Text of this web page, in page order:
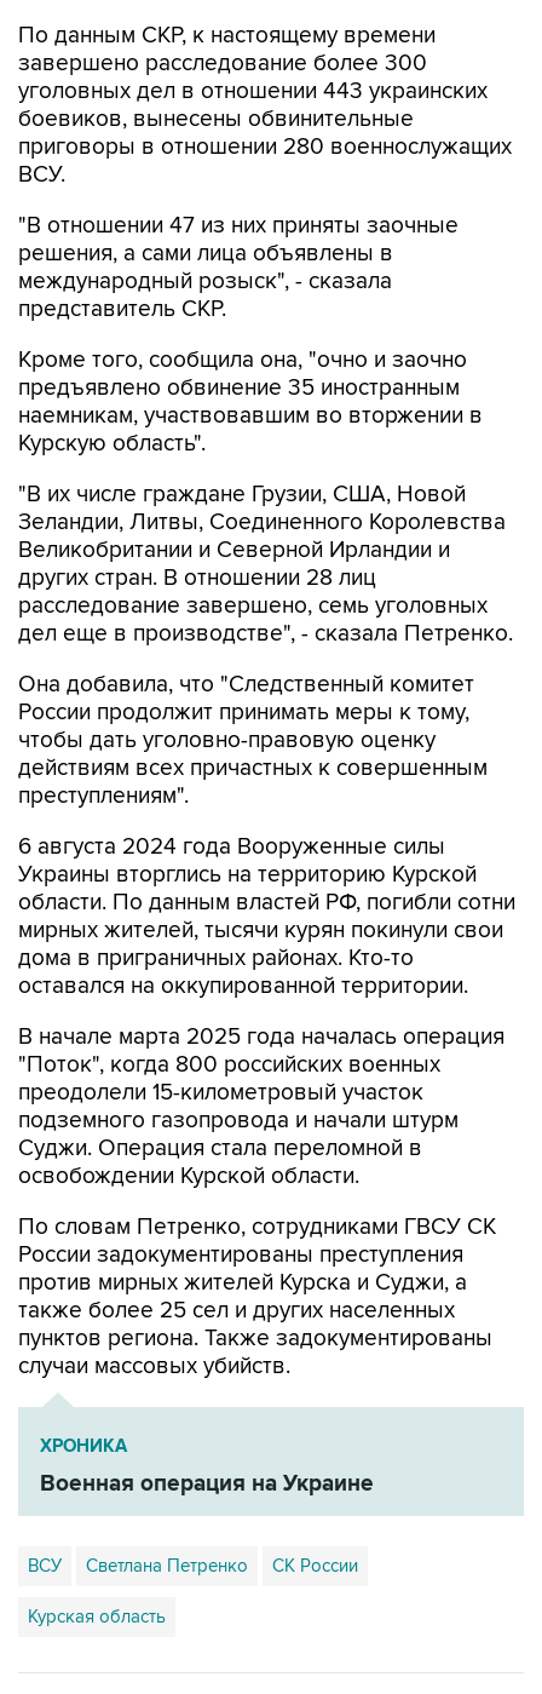
По данным СКР, к настоящему времени
завершено расследование более 300
уголовных дел в отношении 443 украинских
боевиков, вынесены обвинительные
приговоры в отношении 280 военнослужащих
ВСУ.
"В отношении 47 из них приняты заочные
решения, а сами лица объявлены в
международный розыск", - сказала
представитель СКР.
Кроме того, сообщила она, "очно и заочно
предъявлено обвинение 35 иностранным
наемникам, участвовавшим во вторжении в
Курскую область".
"В их числе граждане Грузии, США, Новой
Зеландии, Литвы, Соединенного Королевства
Великобритании и Северной Ирландии и
других стран. В отношении 28 лиц
расследование завершено, семь уголовных
дел еще в производстве", - сказала Петренко.
Она добавила, что "Cледственный комитет
России продолжит принимать меры к тому,
чтобы дать уголовно-правовую оценку
действиям всех причастных к совершенным
преступлениям".
6 августа 2024 года Вооруженные силы
Украины вторглись на территорию Курской
области. По данным властей РФ, погибли сотни
мирных жителей, тысячи курян покинули свои
дома в приграничных районах. Кто-то
оставался на оккупированной территории.
В начале марта 2025 года началась операция
"Поток", когда 800 российских военных
преодолели 15-километровый участок
подземного газопровода и начали штурм
Суджи. Операция стала переломной в
освобождении Курской области.
По словам Петренко, сотрудниками ГВСУ СК
России задокументированы преступления
против мирных жителей Курска и Суджи, а
также более 25 сел и других населенных
пунктов региона. Также задокументированы
случаи массовых убийств.
ХРОНИКА
Военная операция на Украине
ВСУ Светлана Петренко СК России
Курская область